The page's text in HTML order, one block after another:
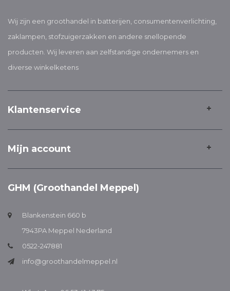
Wij zijn een groothandel in batterijen, consumentenverlichting,
zaklampen, stofzuigerzakken en andere snellopende
producten. Wij leveren aan zelfstandige ondernemers en
diverse winkelketens
Klantenservice
Mijn account
GHM (Groothandel Meppel)
Blankenstein 660 b
7943PA Meppel Nederland
0522-247881
info@groothandelmeppel.nl